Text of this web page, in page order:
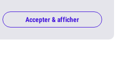
Accepter & afficher